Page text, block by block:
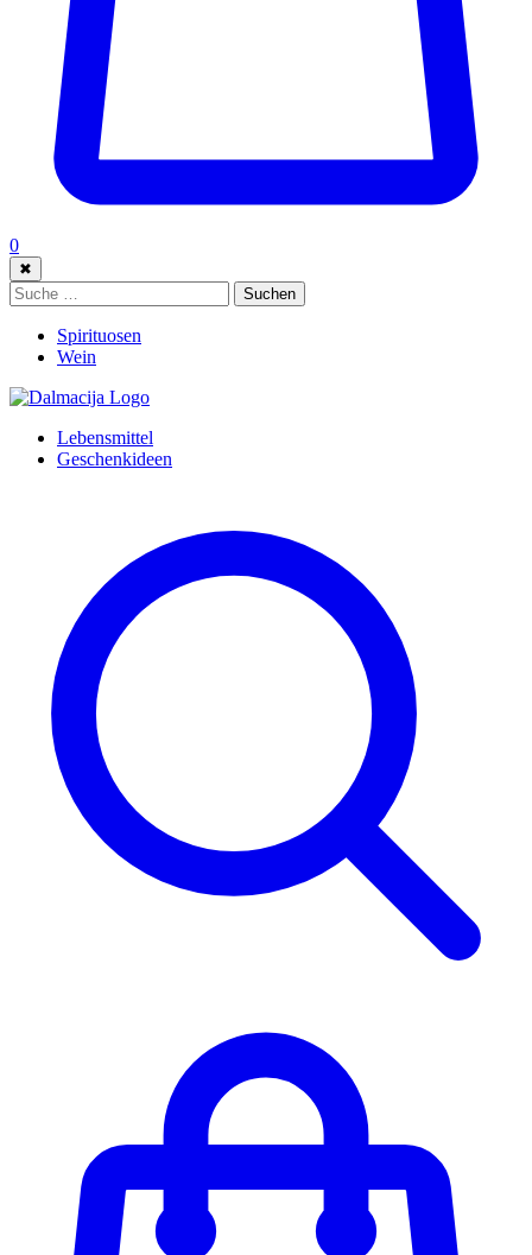
0
✖
Suche: Suchen
Spirituosen
Wein
Lebensmittel
Geschenkideen